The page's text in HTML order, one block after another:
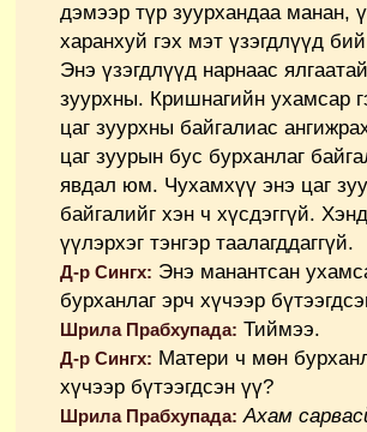
дэмээр түр зуурхандаа манан,
харанхуй гэх мэт үзэгдлүүд
Энэ үзэгдлүүд нарнаас
зуурхны. Кришнагийн ухамсар
цаг зуурхны байгалиас
цаг зуурын бус бурханлаг
явдал юм. Чухамхүү энэ цаг
байгалийг хэн ч хүсдэггүй.
үүлэрхэг тэнгэр таалагддаггүй.
Д-р Сингх: Энэ манантсан
бурханлаг эрч хүчээр
Шрила Прабхупада: Тиймээ.
Д-р Сингх: Матери ч мөн
хүчээр бүтээгдсэн үү?
Шрила Прабхупада: Ахам